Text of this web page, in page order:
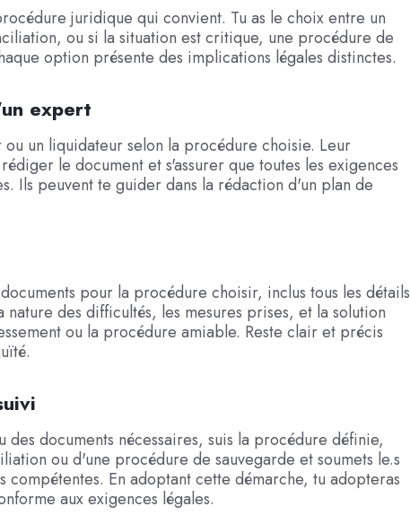
juridique qui convient. Tu as le choix entre un
ou si la situation est critique, une procédure de
option présente des implications légales distinctes.
expert
un liquidateur selon la procédure choisie. Leur
le document et s'assurer que toutes les exigences
Ils peuvent te guider dans la rédaction d'un plan de
pour la procédure choisir, inclus tous les détails
des difficultés, les mesures prises, et la solution
ou la procédure amiable. Reste clair et précis
des documents nécessaires, suis la procédure définie,
ou d'une procédure de sauvegarde et soumets le.s
compétentes. En adoptant cette démarche, tu adopteras
aux exigences légales.